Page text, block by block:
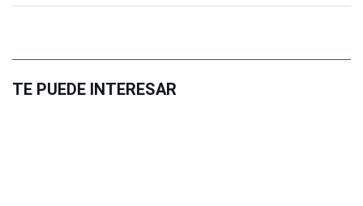
TE PUEDE INTERESAR